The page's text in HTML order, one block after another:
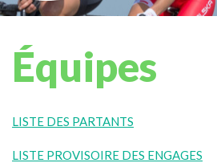
Équipes
LISTE DES PARTANTS
LISTE PROVISOIRE DES ENGAGES